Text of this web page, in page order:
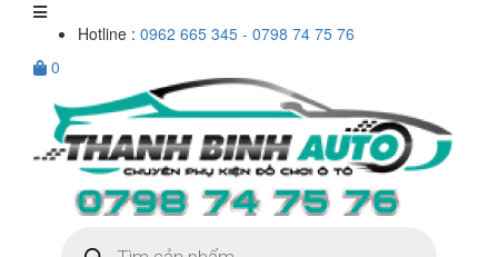
Hotline : 0962 665 345 - 0798 74 75 76
0
kiếm